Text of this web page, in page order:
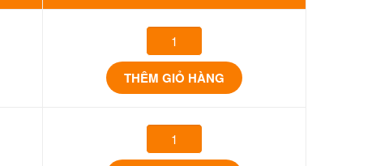
THÊM GIỎ HÀNG